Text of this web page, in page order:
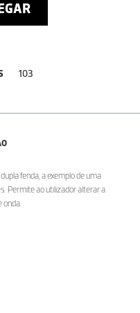
103
fenda, a exemplo de uma
Permite ao utilizador alterar a